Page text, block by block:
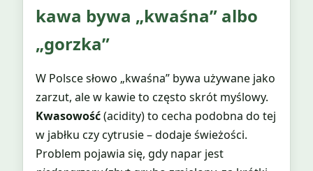
kawa bywa „kwaśna” albo
„gorzka”
W Polsce słowo „kwaśna” bywa używane jako
zarzut, ale w kawie to często skrót myślowy.
Kwasowość(acidity) to cecha podobna do tej
w jabłku czy cytrusie – dodaje świeżości.
Problem pojawia się, gdy napar jest